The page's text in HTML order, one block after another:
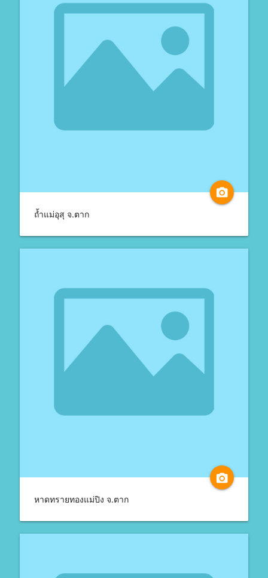
camera_alt
ถ้ำแม่อุสุ จ.ตาก
camera_alt
หาดทรายทองแม่ปิง จ.ตาก